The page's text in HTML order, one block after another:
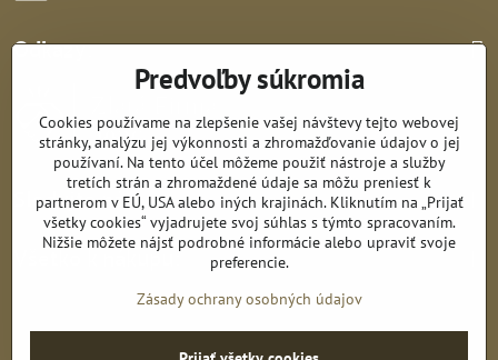
Odkazy:
Sledujte nás:
Všetko k nákupu:
Predvoľby súkromia
Cookies používame na zlepšenie vašej návštevy tejto webovej
stránky, analýzu jej výkonnosti a zhromažďovanie údajov o jej
používaní. Na tento účel môžeme použiť nástroje a služby
tretích strán a zhromaždené údaje sa môžu preniesť k
partnerom v EÚ, USA alebo iných krajinách. Kliknutím na „Prijať
všetky cookies“ vyjadrujete svoj súhlas s týmto spracovaním.
Nižšie môžete nájsť podrobné informácie alebo upraviť svoje
preferencie.
Zásady ochrany osobných údajov